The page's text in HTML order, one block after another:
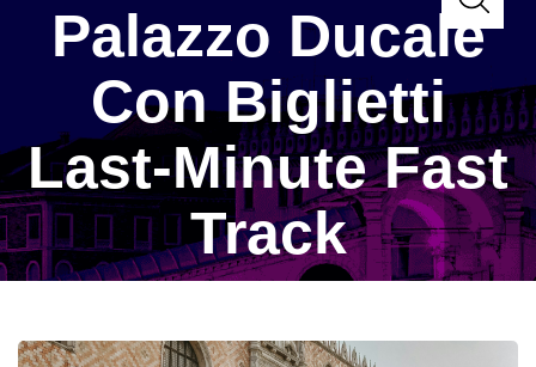
Palazzo Ducale
Con Biglietti
Last-Minute Fast
Track